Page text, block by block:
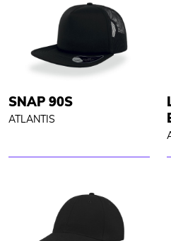
SNAP 90S
ATLANTIS